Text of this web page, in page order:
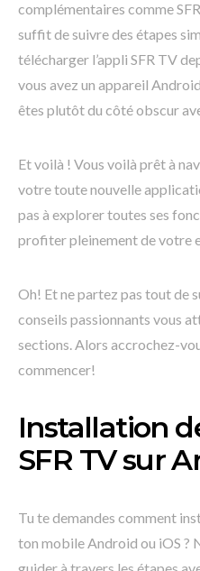
complémentaires comme
suffit de suivre des étapes
télécharger l’appli SFR TV
vous avez un appareil
êtes plutôt du côté obscur
Et voilà ! Vous voilà prêt à
votre toute nouvelle
pas à explorer toutes ses
profiter pleinement de votre
Oh! Et ne partez pas tout de
conseils passionnants vous
sections. Alors accrochez-
commencer!
Installation
SFR TV sur
Tu te demandes comment
ton mobile Android ou iOS ?